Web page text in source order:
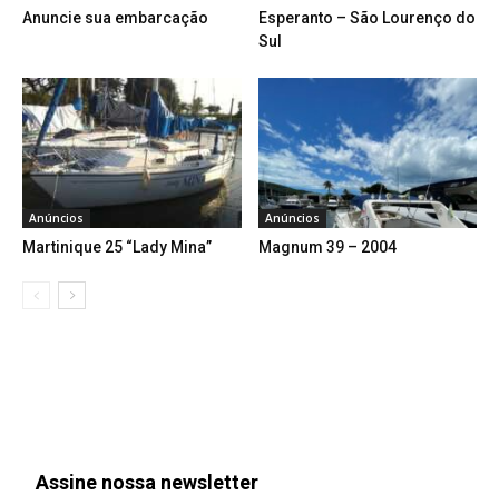
Anuncie sua embarcação
Esperanto – São Lourenço do
Sul
Anúncios
Martinique 25 “Lady Mina”
Anúncios
Magnum 39 – 2004
Assine nossa newsletter